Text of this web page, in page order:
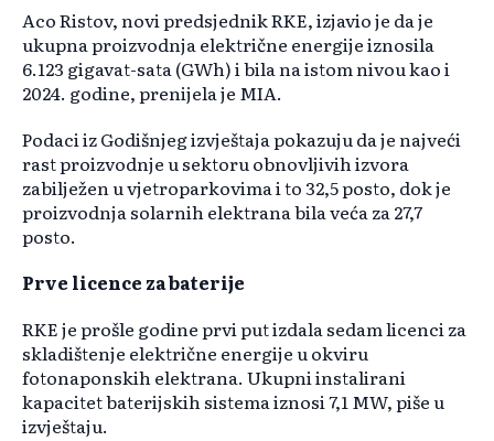
Aco Ristov, novi predsjednik RKE, izjavio je da je
ukupna proizvodnja električne energije iznosila
6.123 gigavat-sata (GWh) i bila na istom nivou kao i
2024. godine, prenijela je MIA.
Podaci iz Godišnjeg izvještaja pokazuju da je najveći
rast proizvodnje u sektoru obnovljivih izvora
zabilježen u vjetroparkovima i to 32,5 posto, dok je
proizvodnja solarnih elektrana bila veća za 27,7
posto.
Prve licence za baterije
RKE je prošle godine prvi put izdala sedam licenci za
skladištenje električne energije u okviru
fotonaponskih elektrana. Ukupni instalirani
kapacitet baterijskih sistema iznosi 7,1 MW, piše u
izvještaju.